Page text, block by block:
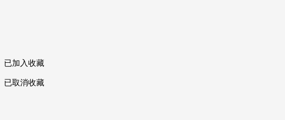
已加入收藏
已取消收藏